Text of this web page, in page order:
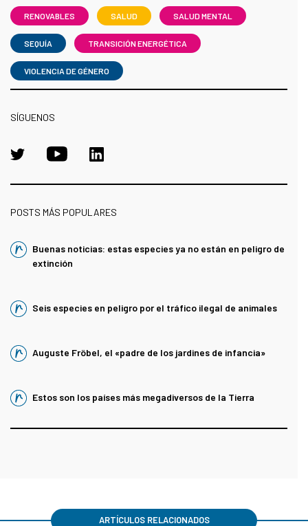
RENOVABLES SALUD SALUD MENTAL
SEQUÍA TRANSICIÓN ENERGÉTICA
VIOLENCIA DE GÉNERO
SÍGUENOS
POSTS MÁS POPULARES
Buenas noticias: estas especies ya no están en peligro de
extinción
Seis especies en peligro por el tráfico ilegal de animales
Auguste Fröbel, el «padre de los jardines de infancia»
Estos son los países más megadiversos de la Tierra
ARTÍCULOS RELACIONADOS